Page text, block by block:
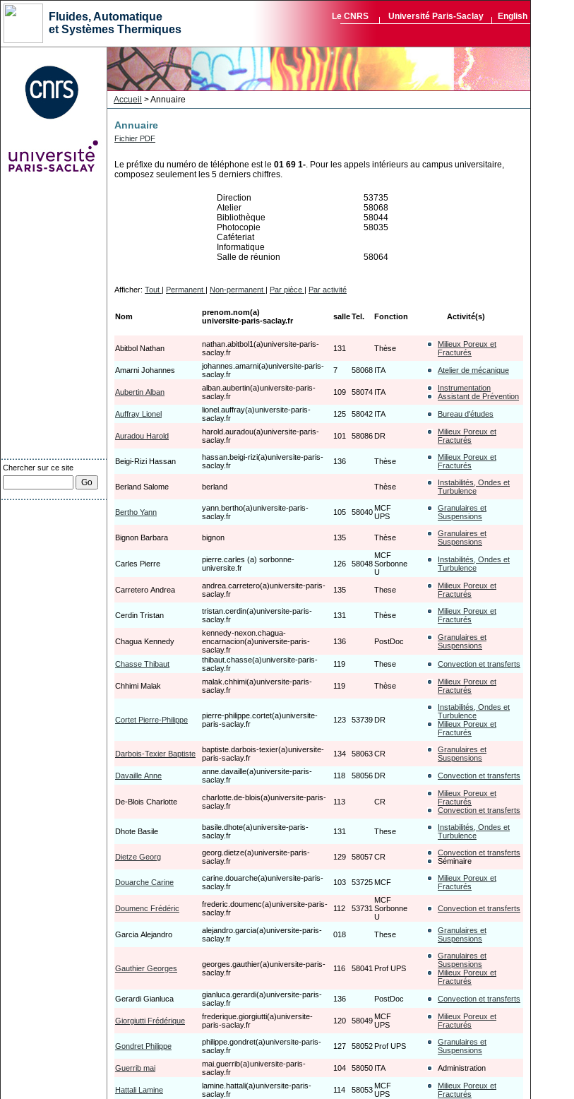
Le CNRS Université Paris-Saclay English
Fluides, Automatique
et Systèmes Thermiques
Chercher sur ce site
Accueil > Annuaire
Annuaire
Fichier PDF
Le préfixe du numéro de téléphone est le 01 69 1-. Pour les appels intérieurs au campus universitaire,
composez seulement les 5 derniers chiffres.
Direction
53735
Atelier
58068
Bibliothèque
58044
Photocopie
58035
Caféteriat
Informatique
Salle de réunion
58064
Afficher: Tout | Permanent | Non-permanent | Par pièce | Par activité
Nom
prenom.nom(a)
universite-paris-saclay.fr
salleTel. Fonction Activité(s)
Abitbol Nathan
nathan.abitbol1(a)universite-paris-
saclay.fr
131 Thèse
Milieux Poreux et
Fracturés
Amarni Johannes
johannes.amarni(a)universite-paris-
saclay.fr
7 58068 ITA Atelier de mécanique
Aubertin Alban
alban.aubertin(a)universite-paris-
saclay.fr
109 58074 ITA
Instrumentation
Assistant de Prévention
Auffray Lionel
lionel.auffray(a)universite-paris-
saclay.fr
125 58042 ITA Bureau d'études
Auradou Harold
harold.auradou(a)universite-paris-
saclay.fr
101 58086DR
Milieux Poreux et
Fracturés
Beigi-Rizi Hassan
hassan.beigi-rizi(a)universite-paris-
saclay.fr
136 Thèse
Milieux Poreux et
Fracturés
Berland Salome berland Thèse
Instabilités, Ondes et
Turbulence
Bertho Yann
yann.bertho(a)universite-paris-
saclay.fr
105 58040MCF
UPS
Granulaires et
Suspensions
Bignon Barbara bignon 135 Thèse
Granulaires et
Suspensions
Carles Pierre
pierre.carles (a) sorbonne-
universite.fr
126 58048
MCF
Sorbonne
U
Instabilités, Ondes et
Turbulence
Carretero Andrea
andrea.carretero(a)universite-paris-
saclay.fr
135 These
Milieux Poreux et
Fracturés
Cerdin Tristan
tristan.cerdin(a)universite-paris-
saclay.fr
131 Thèse
Milieux Poreux et
Fracturés
Chagua Kennedy
kennedy-nexon.chagua-
encarnacion(a)universite-paris-
saclay.fr
136 PostDoc
Granulaires et
Suspensions
Chasse Thibaut
thibaut.chasse(a)universite-paris-
saclay.fr
119 These Convection et transferts
Chhimi Malak
malak.chhimi(a)universite-paris-
saclay.fr
119 Thèse
Milieux Poreux et
Fracturés
Cortet Pierre-Philippe
pierre-philippe.cortet(a)universite-
paris-saclay.fr
123 53739DR
Instabilités, Ondes et
Turbulence
Milieux Poreux et
Fracturés
Darbois-Texier Baptiste
baptiste.darbois-texier(a)universite-
paris-saclay.fr
134 58063CR
Granulaires et
Suspensions
Davaille Anne
anne.davaille(a)universite-paris-
saclay.fr
118 58056DR Convection et transferts
De-Blois Charlotte
charlotte.de-blois(a)universite-paris-
saclay.fr
113 CR
Milieux Poreux et
Fracturés
Convection et transferts
Dhote Basile
basile.dhote(a)universite-paris-
saclay.fr
131 These
Instabilités, Ondes et
Turbulence
Dietze Georg
georg.dietze(a)universite-paris-
saclay.fr
129 58057CR
Convection et transferts
Séminaire
Douarche Carine
carine.douarche(a)universite-paris-
saclay.fr
103 53725MCF
Milieux Poreux et
Fracturés
Doumenc Frédéric
frederic.doumenc(a)universite-paris-
saclay.fr
112 53731
MCF
Sorbonne
U
Convection et transferts
Garcia Alejandro
alejandro.garcia(a)universite-paris-
saclay.fr
018 These
Granulaires et
Suspensions
Gauthier Georges
georges.gauthier(a)universite-paris-
saclay.fr
116 58041 Prof UPS
Granulaires et
Suspensions
Milieux Poreux et
Fracturés
Gerardi Gianluca
gianluca.gerardi(a)universite-paris-
saclay.fr
136 PostDoc Convection et transferts
Giorgiutti Frédérique
frederique.giorgiutti(a)universite-
paris-saclay.fr
120 58049MCF
UPS
Milieux Poreux et
Fracturés
Gondret Philippe
philippe.gondret(a)universite-paris-
saclay.fr
127 58052Prof UPS
Granulaires et
Suspensions
Guerrib mai
mai.guerrib(a)universite-paris-
saclay.fr
104 58050 ITA Administration
Hattali Lamine
lamine.hattali(a)universite-paris-
saclay.fr
114 58053MCF
UPS
Milieux Poreux et
Fracturés